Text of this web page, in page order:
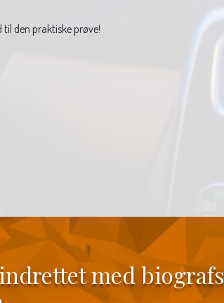
den praktiske prøve!
med